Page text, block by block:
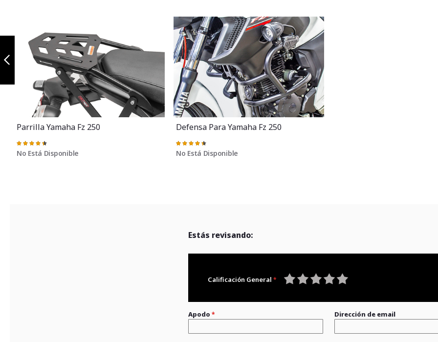
Defensa para
yamaha fz 250
Anterior
Parrilla Yamaha Fz 250
Valoración:
90%
No Está Disponible
Defensa Para Yamaha Fz 250
Valoración:
91%
No Está Disponible
Estás revisando:
Calificación General
Apodo Dirección de email